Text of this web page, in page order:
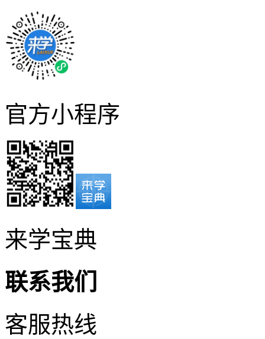
官方小程序
来学宝典
联系我们
客服热线